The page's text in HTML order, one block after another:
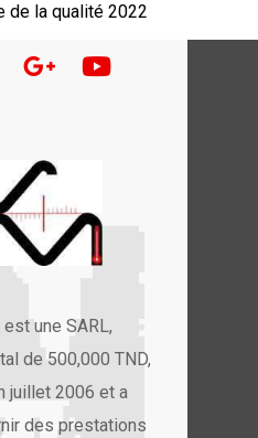
de la qualité 2022
est une SARL,
de 500,000 TND,
juillet 2006 et a
des prestations